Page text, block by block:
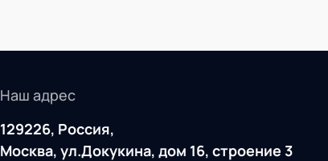
Наш адрес
129226, Россия,
Москва, ул.Докукина, дом 16, строение 3